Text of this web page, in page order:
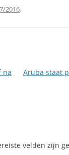
2016.
na
Aruba staat
velden zijn